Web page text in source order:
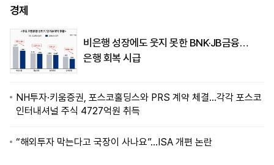
경제
비은행 성장에도 웃지 못한 BNK·JB금융…
은행 회복 시급
NH투자·키움증권, 포스코홀딩스와 PRS 계약 체결…각각 포스코
인터내셔널 주식 4727억원 취득
“해외투자 막는다고 국장이 사나요”…ISA 개편 논란